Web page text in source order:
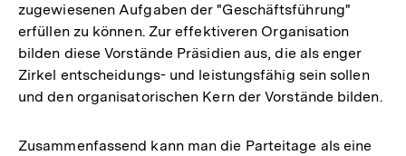
zugewiesenen Aufgaben der "Geschäftsführung"
erfüllen zu können. Zur effektiveren Organisation
bilden diese Vorstände Präsidien aus, die als enger
Zirkel entscheidungs- und leistungsfähig sein sollen
und den organisatorischen Kern der Vorstände bilden.
Zusammenfassend kann man die Parteitage als eine